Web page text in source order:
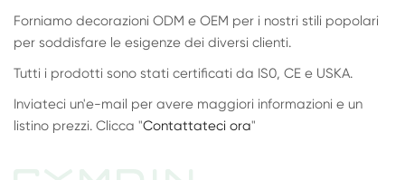
Forniamo decorazioni ODM e OEM per i nostri stili popolari
per soddisfare le esigenze dei diversi clienti.
Tutti i prodotti sono stati certificati da IS0, CE e USKA.
Inviateci un'e-mail per avere maggiori informazioni e un
listino prezzi. Clicca "Contattateci ora"